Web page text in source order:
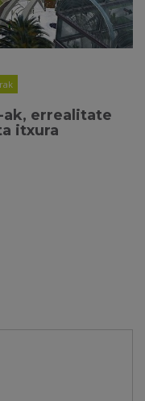
ak, errealitate
itxura